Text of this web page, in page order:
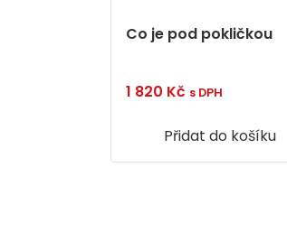
Co je pod pokličkou
1 820 Kč s DPH
Přidat do košíku